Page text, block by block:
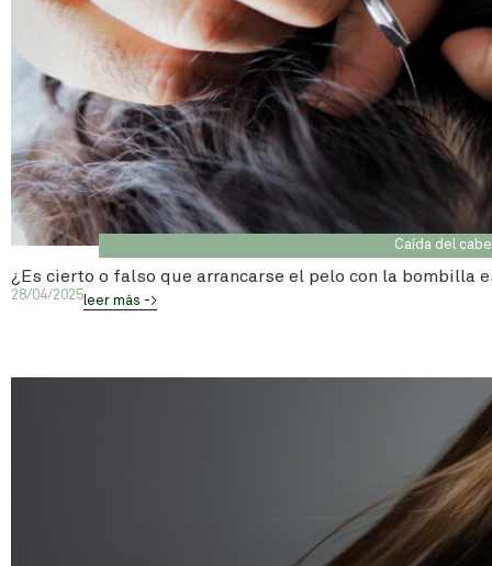
Caída del
¿Es cierto o falso que arrancarse el pelo con la bombilla
28/04/2025leer más ->